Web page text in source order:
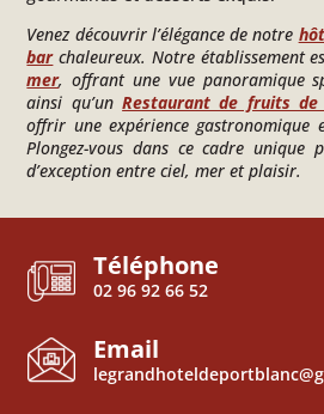
Venez découvrir l’élégance de notre
barchaleureux. Notre établissement
mer, offrant une vue panoramique
ainsi qu’unRestaurant de fruits
offrir une expérience gastronomique
Plongez-vous dans ce cadre unique
d’exception entre ciel, mer et plaisir.
Téléphone
02 96 92 66 52
Email